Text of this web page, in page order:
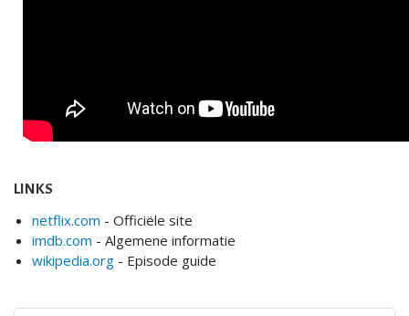
LINKS
netflix.com - Officiële site
imdb.com - Algemene informatie
wikipedia.org - Episode guide